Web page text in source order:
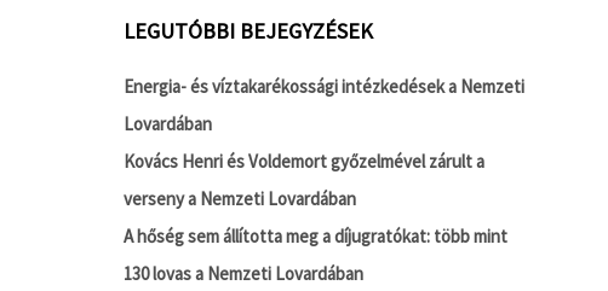
LEGUTÓBBI BEJEGYZÉSEK
Energia- és víztakarékossági intézkedések a Nemzeti
Lovardában
Kovács Henri és Voldemort győzelmével zárult a
verseny a Nemzeti Lovardában
A hőség sem állította meg a díjugratókat: több mint
130 lovas a Nemzeti Lovardában